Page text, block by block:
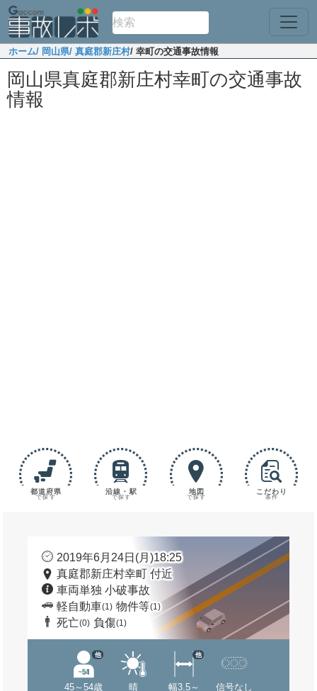
ホーム/ 岡山県/ 真庭郡新庄村/ 幸町の交通事故情報
岡山県真庭郡新庄村幸町の交通事故
情報
都道府県
で探す
沿線・駅
で探す
地図
で探す
こだわり
条件
2019年6月24日(月)18:25
真庭郡新庄村幸町 付近
車両単独 小破事故
軽自動車(1) 物件等(1)
死亡(0) 負傷(1)
45～54歳
他
晴
幅3.5～
他
信号なし